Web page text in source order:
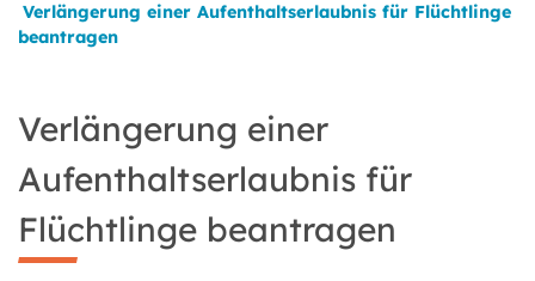
Verlängerung einer Aufenthaltserlaubnis für Flüchtlinge
beantragen
Verlängerung einer
Aufenthaltserlaubnis für
Flüchtlinge beantragen